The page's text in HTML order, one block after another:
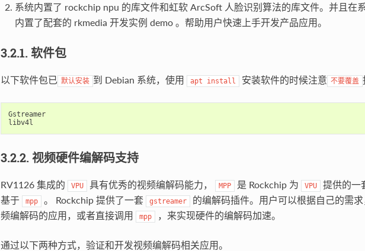
系统内置了 rockchip npu 的库文件和虹软 ArcSoft 人脸识别算法的库文件。并且在
内置了配套的 rkmedia 开发实例 demo 。帮助用户快速上手开发产品应用。
3.2.1. 软件包
以下软件包已 默认安装 到 Debian 系统，使用 apt install 安装软件的时候注意 不要覆盖
Gstreamer
libv4l
3.2.2. 视频硬件编解码支持
RV1126 集成的 VPU 具有优秀的视频编解码能力， MPP 是 Rockchip 为 VPU
提供的一
基于
mpp 。 Rockchip 提供了一套 gstreamer 的编解码插件。用户可以根据自己的需
频编解码的应用，或者直接调用
mpp ，来实现硬件的编解码加速。
通过以下两种方式，验证和开发视频编解码相关应用。